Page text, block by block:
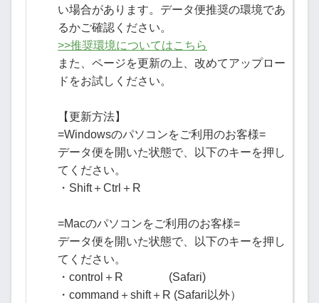
い場合があります。データ便推奨の環境であ
るかご確認ください。
>>推奨環境についてはこちら
また、ページを更新の上、改めてアップロー
ドをお試しください。
【更新方法】
=Windowsのパソコンをご利用のお客様=
データ便を開いた状態で、以下のキーを押し
てください。
・Shift＋Ctrl＋R
=Macのパソコンをご利用のお客様=
データ便を開いた状態で、以下のキーを押し
てください。
・control＋R (Safari)
・command＋shift＋R (Safari以外）